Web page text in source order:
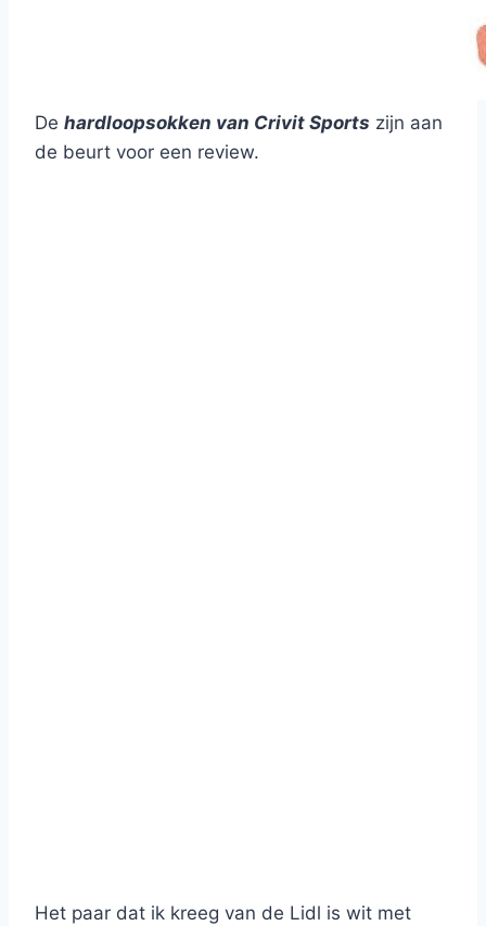
De hardloopsokken van Crivit Sports zijn aan
de beurt voor een review.
Het paar dat ik kreeg van de Lidl is wit met